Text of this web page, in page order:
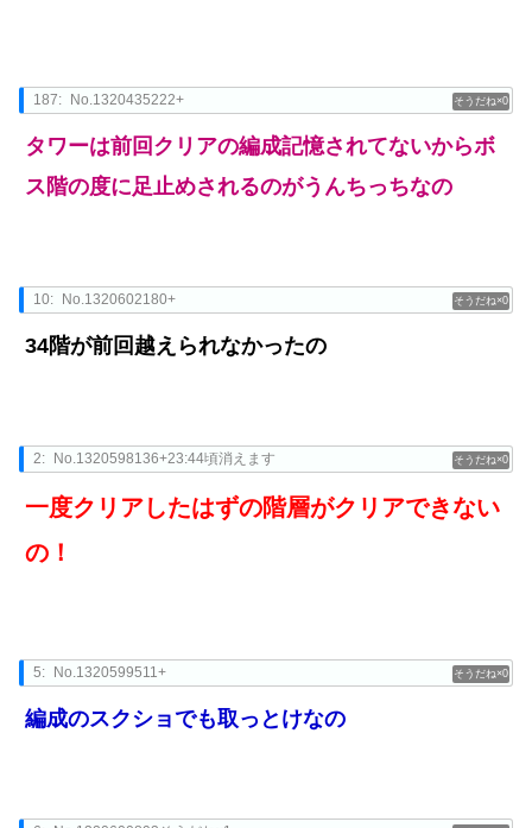
0
187: No.1320435222+
タワーは前回クリアの編成記憶されてないからボ
ス階の度に足止めされるのがうんちっちなの
0
10: No.1320602180+
34階が前回越えられなかったの
0
2: No.1320598136+23:44頃消えます
一度クリアしたはずの階層がクリアできない
の！
0
5: No.1320599511+
編成のスクショでも取っとけなの